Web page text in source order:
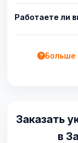
Работаете ли
Больше
Заказать
в